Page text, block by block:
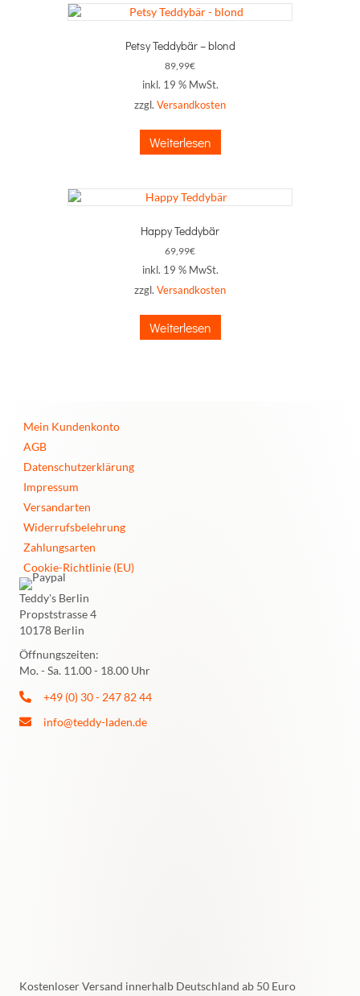
Petsy Teddybär – blond
89,99€
inkl. 19 % MwSt.
zzgl. Versandkosten
Weiterlesen
Happy Teddybär
69,99€
inkl. 19 % MwSt.
zzgl. Versandkosten
Weiterlesen
Mein Kundenkonto
AGB
Datenschutzerklärung
Impressum
Versandarten
Widerrufsbelehrung
Zahlungsarten
Cookie-Richtlinie (EU)
Teddy's Berlin
Propststrasse 4
10178 Berlin
Öffnungszeiten:
Mo. - Sa. 11.00 - 18.00 Uhr
+49 (0) 30 - 247 82 44
info@teddy-laden.de
Kostenloser Versand innerhalb Deutschland ab 50 Euro